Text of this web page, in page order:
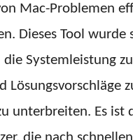
Mac-Problemen
Dieses Tool wurde
Systemleistung zu
Lösungsvorschläge
unterbreiten. Es ist